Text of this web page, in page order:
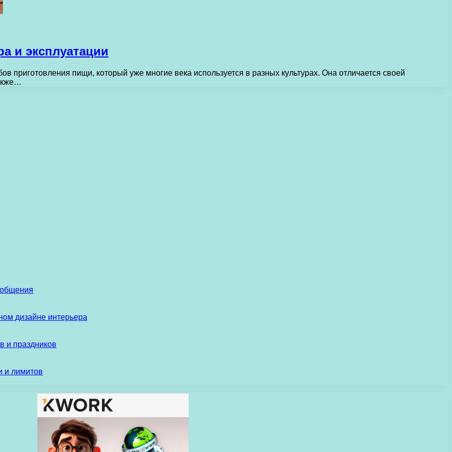
и эксплуатации
приготовления пищи, который уже многие века используется в разных культурах. Она отличается своей
дизайне интерьера
и праздников
и лимитов